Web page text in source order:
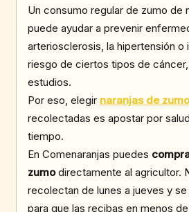
Un consumo regular de zumo de
puede ayudar a prevenir
arteriosclerosis, la hipertensión o
riesgo de ciertos tipos de
estudios.
Por eso, elegir naranjas de
recolectadas es apostar por
tiempo.
En Comenaranjas puedes
zumodirectamente al agricultor.
recolectan de lunes a jueves y
para que las recibas en menos